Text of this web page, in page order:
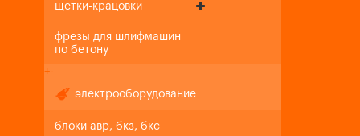
щетки-крацовки
фрезы для шлифмашин
по бетону
+-
электрооборудование
блоки авр, бкз, бкс